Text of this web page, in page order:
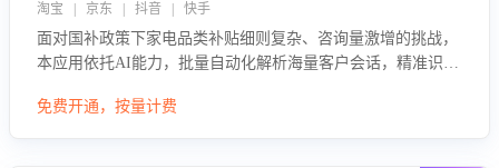
淘宝 | 京东 | 抖音 | 快手
面对国补政策下家电品类补贴细则复杂、咨询量激增的挑战，
本应用依托AI能力，批量自动化解析海量客户会话，精准识别
向，深度洞察决策动因。同时全面评估客服团队政策解读准确
免费开通，按量计费